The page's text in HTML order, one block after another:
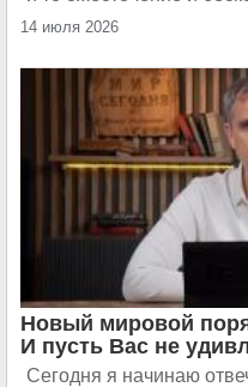
14 июля 2026
Новый мировой
И пусть Вас не
Сегодня я начинаю